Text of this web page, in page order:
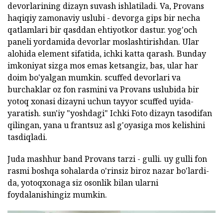
devorlarining dizayn suvash ishlatiladi. Va, Provans
haqiqiy zamonaviy uslubi - devorga gips bir necha
qatlamlari bir qasddan ehtiyotkor dastur. yog'och
paneli yordamida devorlar moslashtirishdan. Ular
alohida element sifatida, ichki katta qarash. Bunday
imkoniyat sizga mos emas ketsangiz, bas, ular har
doim bo'yalgan mumkin. scuffed devorlari va
burchaklar oz fon rasmini va Provans uslubida bir
yotoq xonasi dizayni uchun tayyor scuffed uyida-
yaratish. sun'iy "yoshdagi" Ichki Foto dizayn tasodifan
qilingan, yana u frantsuz asl g'oyasiga mos kelishini
tasdiqladi.
Juda mashhur band Provans tarzi - gulli. uy gulli fon
rasmi boshqa sohalarda o'rinsiz biroz nazar bo'lardi-
da, yotoqxonaga siz osonlik bilan ularni
foydalanishingiz mumkin.